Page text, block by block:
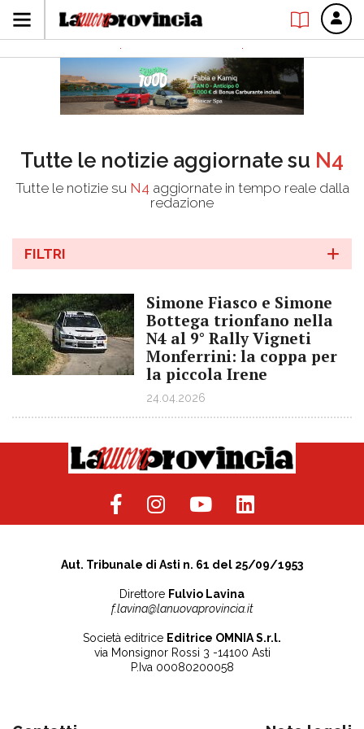
Tutte le notizie aggiornate su N4
Tutte le notizie su N4 aggiornate in tempo reale dalla
redazione
FILTRI
Simone Fiasco e Simone
Bottega trionfano nella
N4 al 9° Rally Vigneti
Monferrini: la coppa per
la piccola Irene
24.04.2026
Aut. Tribunale di Asti n. 61 del 25/09/1953
Direttore Fulvio Lavina
f.lavina@lanuovaprovincia.it
Società editrice Editrice OMNIA S.r.l.
via Monsignor Rossi 3 -14100 Asti
P.Iva 00080200058